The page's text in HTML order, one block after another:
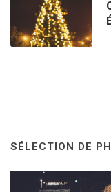
SÉLECTION DE